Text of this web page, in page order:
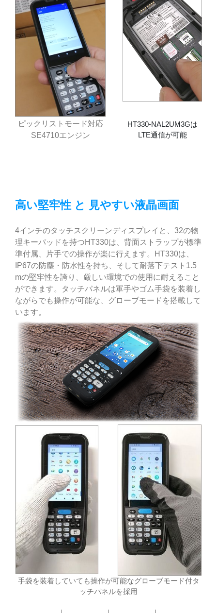
ピックリストモード対応
SE4710エンジン
HT330-NAL2UM3Gは
LTE通信が可能
高い堅牢性 と 見やすい液晶画面
4インチのタッチスクリーンディスプレイと、32の物
理キーパッドを持つHT330は、背面ストラップが標準
準付属、片手での操作が楽に行えます。HT330は、
IP67の防塵・防水性を持ち、そして耐落下テスト1.5
mの堅牢性を誇り、厳しい環境での使用に耐えること
ができます。タッチパネルは軍手やゴム手袋を装着し
ながらでも操作が可能な、グローブモードを搭載して
います。
手袋を装着していても操作が可能なグローブモード付タ
ッチパネルを採用